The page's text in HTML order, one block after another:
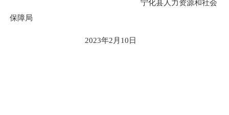
宁化县人力资源和社会
保障局
2023年2月 10 日